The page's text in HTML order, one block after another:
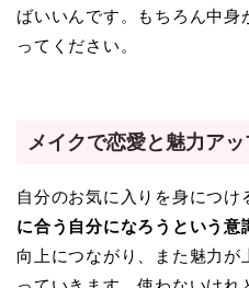
ばいいんです。もちろん中身
ってください。
メイクで恋愛と魅力ア
自分のお気に入りを身につけ
に合う自分になろうという意
向上につながり、また魅力